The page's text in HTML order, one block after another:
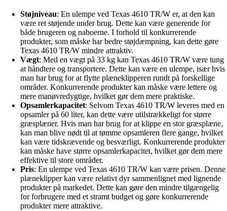
Støjniveau: En ulempe ved Texas 4610 TR/W er, at den kan
være ret støjende under brug. Dette kan være generende for
både brugeren og naboerne. I forhold til konkurrerende
produkter, som måske har bedre støjdæmpning, kan dette gøre
Texas 4610 TR/W mindre attraktiv.
Vægt: Med en vægt på 33 kg kan Texas 4610 TR/W være tung
at håndtere og transportere. Dette kan være en ulempe, især hvis
man har brug for at flytte plæneklipperen rundt på forskellige
områder. Konkurrerende produkter kan måske være lettere og
mere manøvredygtige, hvilket gør dem mere praktiske.
Opsamlerkapacitet: Selvom Texas 4610 TR/W leveres med en
opsamler på 60 liter, kan dette være utilstrækkeligt for større
græsplæner. Hvis man har brug for at klippe en stor græsplæne,
kan man blive nødt til at tømme opsamleren flere gange, hvilket
kan være tidskrævende og besværligt. Konkurrerende produkter
kan måske have større opsamlerkapacitet, hvilket gør dem mere
effektive til store områder.
Pris: En ulempe ved Texas 4610 TR/W kan være prisen. Denne
plæneklipper kan være relativt dyr sammenlignet med lignende
produkter på markedet. Dette kan gøre den mindre tilgængelig
for forbrugere med et stramt budget og gøre konkurrerende
produkter mere attraktive.